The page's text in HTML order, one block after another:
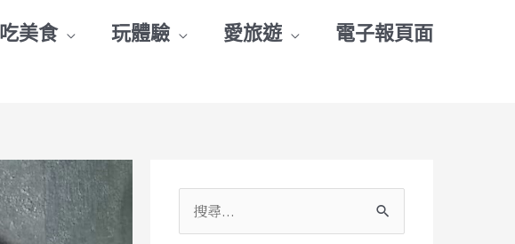
吃美食 玩體驗 愛旅遊 電子報頁面